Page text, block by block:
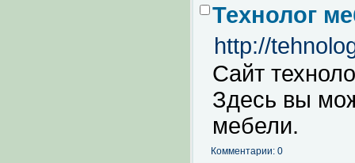
Технолог
http://
Сайт
Здесь вы
мебели.
Комментарии: 0